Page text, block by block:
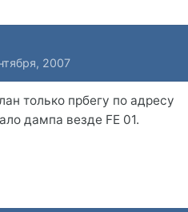
2007
только прбегу по адресу
дампа везде FE 01.